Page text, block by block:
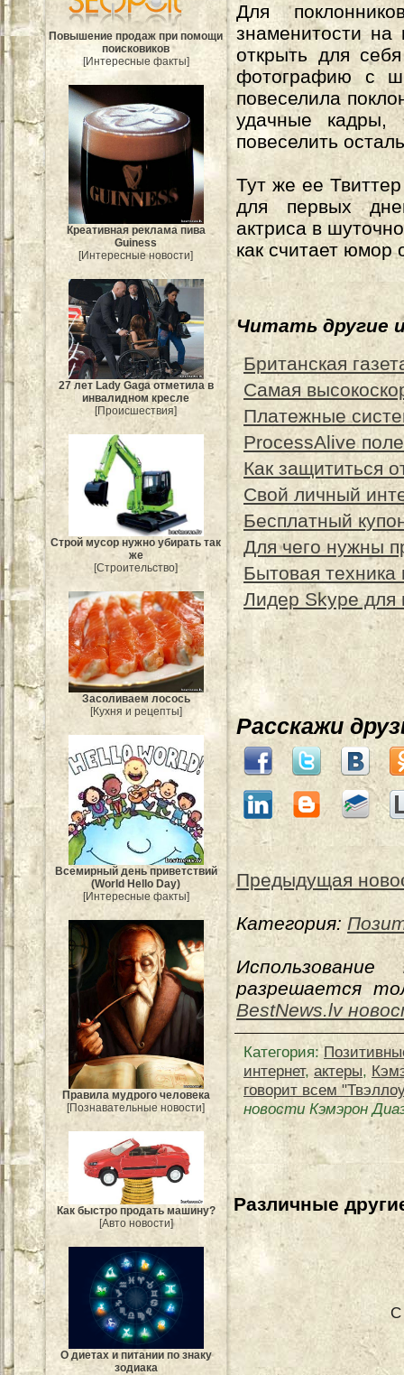
Повышение продаж при помощи
поисковиков
[Интересные факты]
Креативная реклама пива
Guiness
[Интересные новости]
27 лет Lady Gaga отметила в
инвалидном кресле
[Происшествия]
Строй мусор нужно убирать так
же
[Строительство]
Засоливаем лосось
[Кухня и рецепты]
Всемирный день приветствий
(World Hello Day)
[Интересные факты]
Правила мудрого человека
[Познавательные новости]
Как быстро продать машину?
[Авто новости]
О диетах и питании по знаку
зодиака
Для
знаменитости
открыть для
фотографию с
повеселила
удачные
повеселить
Тут же ее
для первых
актриса в
как считает
Читать другие
Британская
Самая
Платежные
ProcessAlive
Как защититься
Свой личный
Бесплатный
Для чего нужны
Бытовая техника
Лидер Skype для
Расскажи
Предыдущая
Категория:
разрешается
BestNews.lv
Категория:
интернет, актеры,
говорит всем
новости Кэмэрон
Различные
С